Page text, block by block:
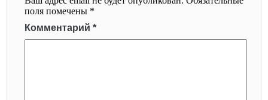
поля помечены *
Комментарий *